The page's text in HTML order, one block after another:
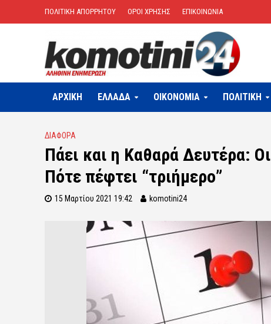
ΠΟΛΙΤΙΚΗ ΑΠΟΡΡΗΤΟΥ ΟΡΟΙ ΧΡΗΣΗΣ ΕΠΙΚΟΙΝΩΝΙΑ
ΑΡΧΙΚΗ ΕΛΛΑΔΑ OIKONOMIA ΠΟΛΙΤΙΚΗ
ΔΙΑΦΟΡΑ
Πάει και η Καθαρά Δευτέρα:
Πότε πέφτει “τριήμερο”
15 Μαρτίου 2021 19:42 komotini24